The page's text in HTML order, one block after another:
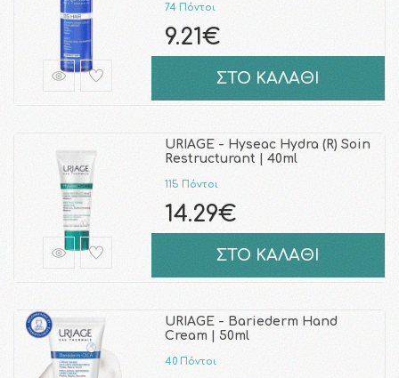
74 Πόντοι
9.21€
ΣΤΟ ΚΑΛΑΘΙ
URIAGE - Hyseac Hydra (R) Soin
Restructurant | 40ml
115 Πόντοι
14.29€
ΣΤΟ ΚΑΛΑΘΙ
URIAGE - Bariederm Hand
Cream | 50ml
40 Πόντοι